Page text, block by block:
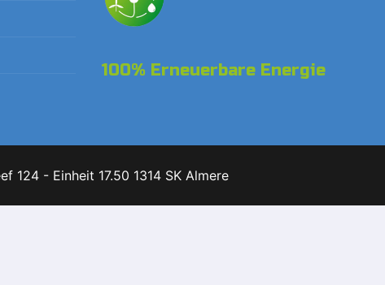
100% Erneuerbare Energie
124 - Einheit 17.50 1314 SK Almere